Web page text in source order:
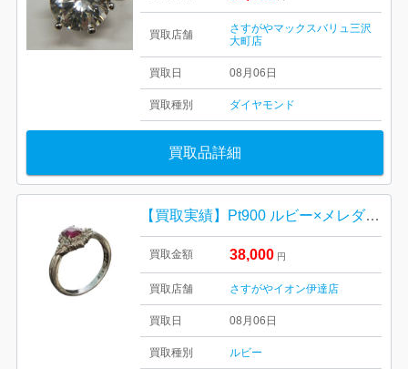
買取店舗
さすがやマックスバリュ三沢
大町店
買取日 08月06日
買取種別 ダイヤモンド
買取品詳細
【買取実績】Pt900 ルビー×メレダイヤリングを高価買取しました｜イオン伊達店
買取金額 38,000 円
買取店舗 さすがやイオン伊達店
買取日 08月06日
買取種別 ルビー